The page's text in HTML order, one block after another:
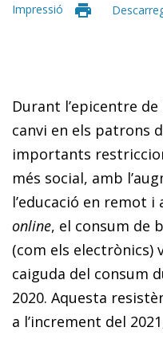
Impressió
Durant l’epicentre
canvi en els patrons
importants
més social, amb
l’educació en remot
online, el consum de
(com els electrònics)
caiguda del consum
2020. Aquesta
a l’increment del